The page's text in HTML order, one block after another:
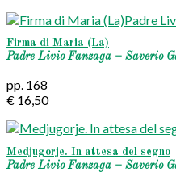
Firma di Maria (La)
Padre Livio Fanzaga – Saverio
pp. 168
€ 16,50
Medjugorje. In attesa del segno
Padre Livio Fanzaga – Saverio